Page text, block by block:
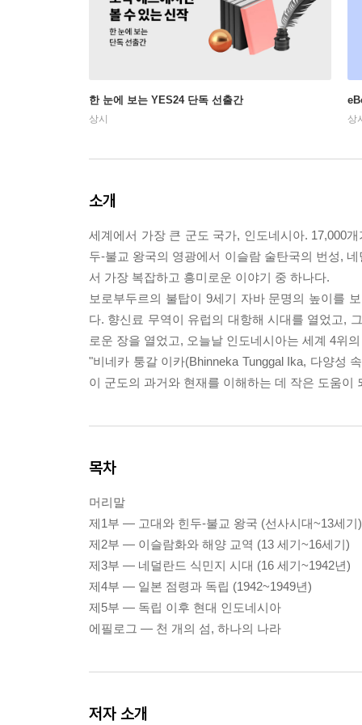
한 눈에 보는 YES24 단독 선출간
상시 상
소개
세계에서 가장 큰 군도 국가, 인도네시아. 17,000
두-불교 왕국의 영광에서 이슬람 술탄국의 번성,
서 가장 복잡하고 흥미로운 이야기 중 하나다.
보로부두르의 불탑이 9세기 자바 문명의 높이를
다. 향신료 무역이 유럽의 대항해 시대를 열었고,
로운 장을 열었고, 오늘날 인도네시아는 세계 4위
"비네카 퉁갈 이카(Bhinneka Tunggal Ika, 다양성
이 군도의 과거와 현재를 이해하는 데 작은 도움이
목차
머리말
제1부 — 고대와 힌두-불교 왕국 (선사시대~13세기)
제2부 — 이슬람화와 해양 교역 (13 세기~16세기)
제3부 — 네덜란드 식민지 시대 (16 세기~1942년)
제4부 — 일본 점령과 독립 (1942~1949년)
제5부 — 독립 이후 현대 인도네시아
에필로그 — 천 개의 섬, 하나의 나라
저자 소개